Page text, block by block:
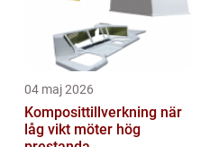
04 maj 2026
Komposittillverkning när
låg vikt möter hög